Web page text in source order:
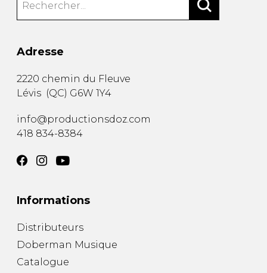
Adresse
2220 chemin du Fleuve
Lévis (QC) G6W 1Y4
info@productionsdoz.com
418 834-8384
Informations
Distributeurs
Doberman Musique
Catalogue